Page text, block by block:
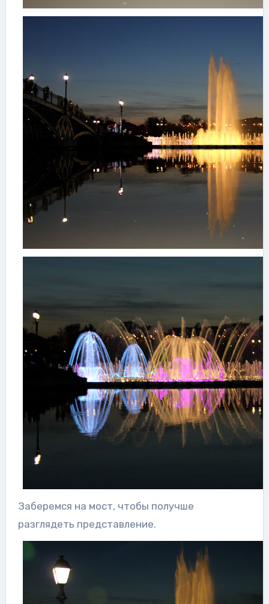
Заберемся на мост, чтобы получше
разглядеть представление.